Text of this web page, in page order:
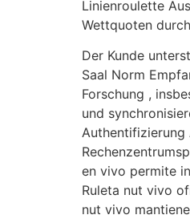
Linienroulette
Wettquoten
Der Kunde
Saal Norm
Forschung ,
und
Authentifizierung
en vivo permite
Ruleta nut vivo
nut vivo